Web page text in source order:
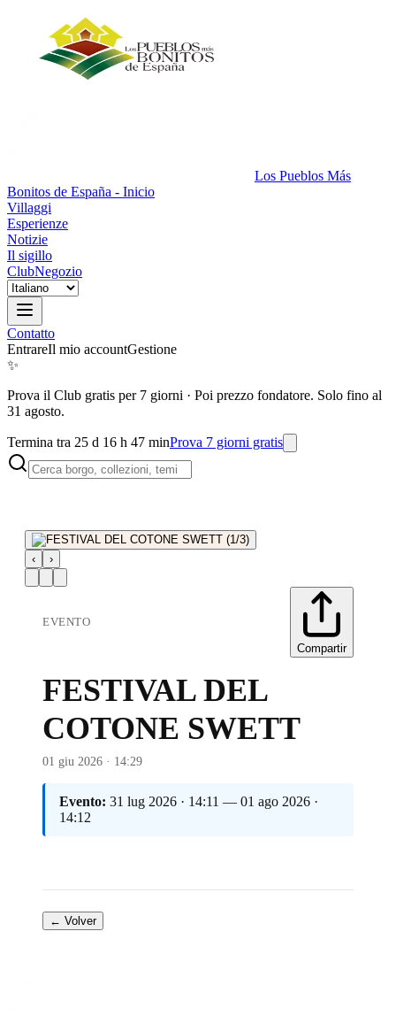
Los Pueblos Más
Bonitos de España - Inicio
Villaggi
Esperienze
Notizie
Il sigillo
ClubNegozio
Contatto
EntrareIl mio accountGestione
✨
Prova il Club gratis per 7 giorni · Poi prezzo fondatore. Solo fino al
31 agosto.
Termina tra 25 d 16 h 47 minProva 7 giorni gratis
‹ ›
EVENTO
Compartir
FESTIVAL DEL
COTONE SWETT
01 giu 2026 · 14:29
Evento: 31 lug 2026 · 14:11 — 01 ago 2026 ·
14:12
← Volver